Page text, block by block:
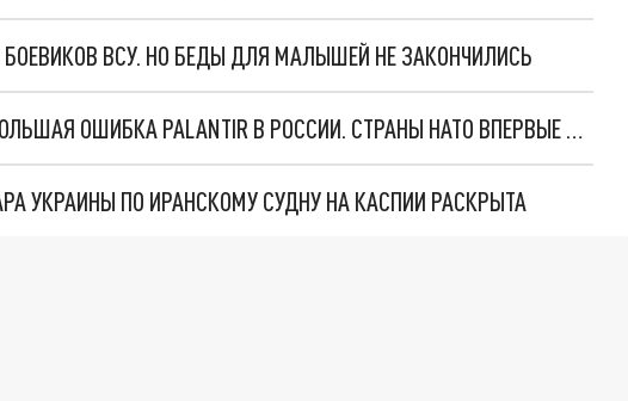
ВСУ. НО БЕДЫ ДЛЯ МАЛЫШЕЙ НЕ ЗАКОНЧИЛИСЬ
"ОЧЕНЬ ПЛОХИЕ НОВОСТИ": БОЛЬШАЯ ОШИБКА PALANTIR В РОССИИ. СТРАНЫ НАТО ВПЕРВЫЕ ЗА СВО ОСТАНОВИЛИ ПОСТАВКИ ОРУЖИЯ. ВСУ ТЕРЯЮТ ПРИГРАНИЧЬЕ?
УКРАИНЫ ПО ИРАНСКОМУ СУДНУ НА КАСПИИ РАСКРЫТА